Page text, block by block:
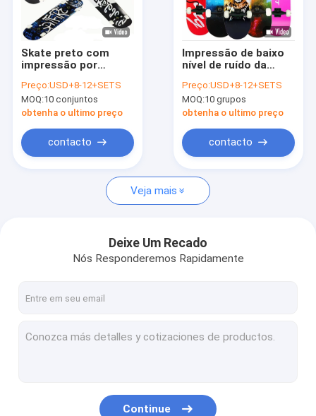
Excursão da fábrica
Notícia
Casos
Barraca do esporte exterior
Estale acima a barraca do chuveiro
aro esperta do hula
Skate preto com
impressão por
térmica e baixo ruído
para rua
Preço:USD+8-12+SETS
MOQ:10 conjuntos
obtenha o ultimo preço
contacto
Impressão de baixo
nível de ruído da
térmica do skate dos
rolamentos do aço
carbono
Preço:USD+8-12+SETS
MOQ:10 grupos
obtenha o ultimo preço
contacto
Veja mais
Deixe Um Recado
Nós Responderemos Rapidamente
Continue